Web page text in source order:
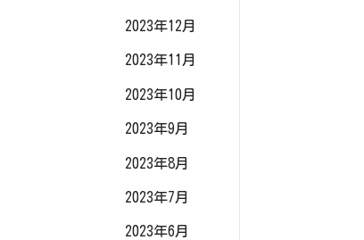
2023年12月
2023年11月
2023年10月
2023年9月
2023年8月
2023年7月
2023年6月